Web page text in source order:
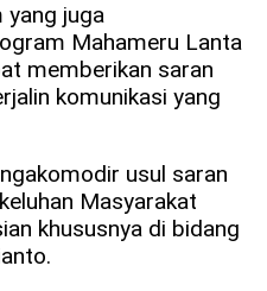
juga
Mahameru Lanta
memberikan saran
komunikasi yang
usul saran
Masyarakat
khususnya di bidang